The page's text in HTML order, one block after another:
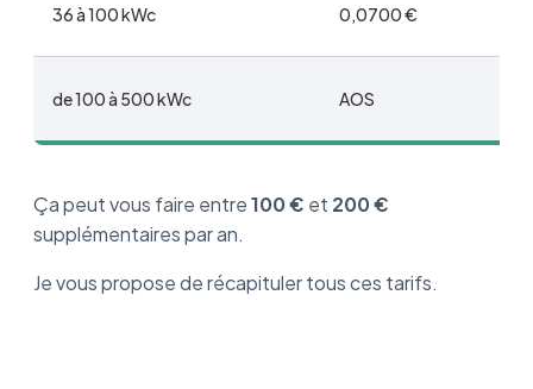
36 à 100 kWc 0,0700 €
de 100 à 500 kWc AOS
Ça peut vous faire entre100 € et 200 €
supplémentaires par an.
Je vous propose de récapituler tous ces tarifs.